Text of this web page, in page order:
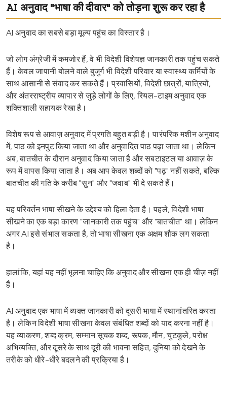
AI अनुवाद "भाषा की दीवार" को तोड़ना शुरू कर रहा है
AI अनुवाद का सबसे बड़ा मूल्य पहुंच का विस्तार है।
जो लोग अंग्रेजी में कमजोर हैं, वे भी विदेशी विशेषज्ञ जानकारी तक पहुंच सकते
हैं। केवल जापानी बोलने वाले बुजुर्ग भी विदेशी परिवार या स्वास्थ्य कर्मियों के
साथ आसानी से संवाद कर सकते हैं। प्रवासियों, विदेशी छात्रों, यात्रियों,
और अंतरराष्ट्रीय व्यापार से जुड़े लोगों के लिए, रियल-टाइम अनुवाद एक
शक्तिशाली सहायक रेखा है।
विशेष रूप से आवाज़ अनुवाद में प्रगति बहुत बड़ी है। पारंपरिक मशीन अनुवाद
में, पाठ को इनपुट किया जाता था और अनुवादित पाठ पढ़ा जाता था। लेकिन
अब, बातचीत के दौरान अनुवाद किया जाता है और सबटाइटल या आवाज़ के
रूप में वापस किया जाता है। अब आप केवल शब्दों को "पढ़" नहीं सकते, बल्कि
बातचीत की गति के करीब "सुन" और "जवाब" भी दे सकते हैं।
यह परिवर्तन भाषा सीखने के उद्देश्य को हिला देता है। पहले, विदेशी भाषा
सीखने का एक बड़ा कारण "जानकारी तक पहुंच" और "बातचीत" था। लेकिन
अगर AI इसे संभाल सकता है, तो भाषा सीखना एक अक्षम शौक लग सकता
है।
हालांकि, यहां यह नहीं भूलना चाहिए कि अनुवाद और सीखना एक ही चीज़ नहीं
हैं।
AI अनुवाद एक भाषा में व्यक्त जानकारी को दूसरी भाषा में स्थानांतरित करता
है। लेकिन विदेशी भाषा सीखना केवल संबंधित शब्दों को याद करना नहीं है।
यह व्याकरण, शब्द क्रम, सम्मान सूचक शब्द, रूपक, मौन, चुटकुले, परोक्ष
अभिव्यक्ति, और दूसरे के साथ दूरी की भावना सहित, दुनिया को देखने के
तरीके को धीरे-धीरे बदलने की प्रक्रिया है।